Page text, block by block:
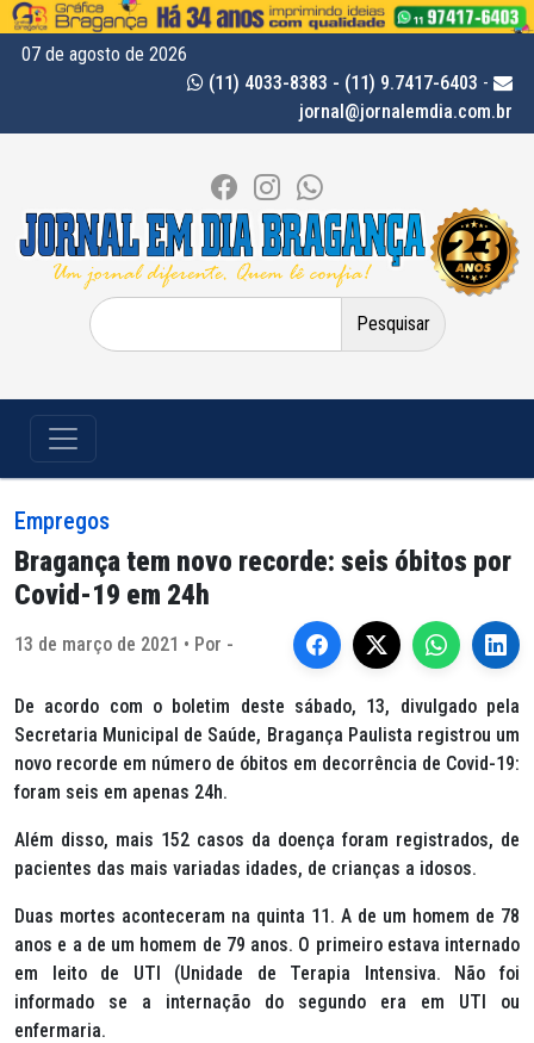
07 de agosto de 2026
(11) 4033-8383 - (11) 9.7417-6403 -
jornal@jornalemdia.com.br
Pesquisar
por:
Empregos
Bragança tem novo recorde: seis óbitos por
Covid-19 em 24h
13 de março de 2021 • Por -
De acordo com o boletim deste sábado, 13, divulgado pela
Secretaria Municipal de Saúde, Bragança Paulista registrou um
novo recorde em número de óbitos em decorrência de Covid-19:
foram seis em apenas 24h.
Além disso, mais 152 casos da doença foram registrados, de
pacientes das mais variadas idades, de crianças a idosos.
Duas mortes aconteceram na quinta 11. A de um homem de 78
anos e a de um homem de 79 anos. O primeiro estava internado
em leito de UTI (Unidade de Terapia Intensiva. Não foi
informado se a internação do segundo era em UTI ou
enfermaria.